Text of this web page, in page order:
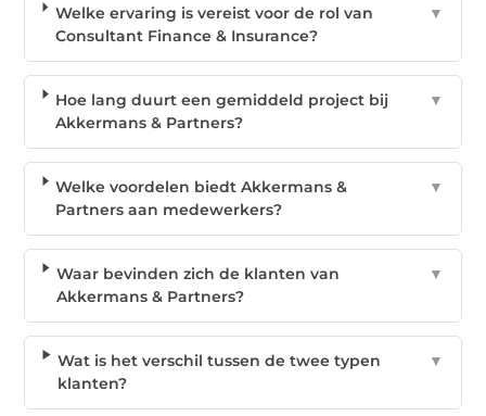
Welke ervaring is vereist voor de rol van
Consultant Finance & Insurance?
▼
Hoe lang duurt een gemiddeld project bij
Akkermans & Partners?
▼
Welke voordelen biedt Akkermans &
Partners aan medewerkers?
▼
Waar bevinden zich de klanten van
Akkermans & Partners?
▼
Wat is het verschil tussen de twee typen
klanten?
▼